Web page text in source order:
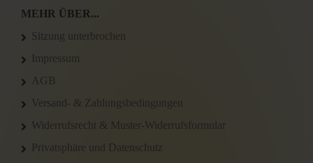
MEHR ÜBER...
Sitzung unterbrochen
Impressum
AGB
Versand- & Zahlungsbedingungen
Widerrufsrecht & Muster-Widerrufsformular
Privatsphäre und Datenschutz